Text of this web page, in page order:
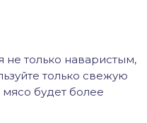
не только наваристым,
только свежую
будет более